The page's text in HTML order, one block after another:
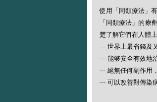
使用「同類療法」
「同類療法」的療
楚了解它們在人體
--- 世界上最省錢及
--- 能够安全有效地
--- 絕無任何副作用
--- 可以改善對傳染